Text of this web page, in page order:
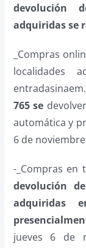
devolución
adquiridas se
_Compras
localidades
765 se
automática y
6 de
-_Compras en
devolución
adquiridas
jueves 6 de